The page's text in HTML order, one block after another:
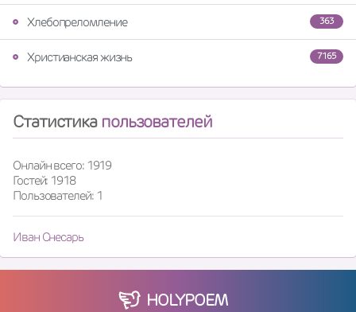
363
Хлебопреломление
7165
Христианская жизнь
Статистика пользователей
Онлайн всего: 1919
Гостей: 1918
Пользователей: 1
Иван Снесарь
HOLYPOEM